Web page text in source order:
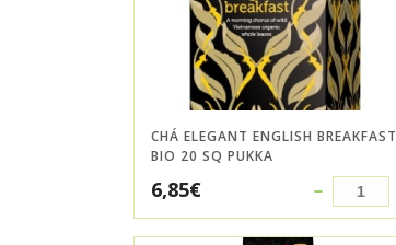
CHÁ ELEGANT ENGLISH BREAKFAST
BIO 20 SQ PUKKA
6,85€